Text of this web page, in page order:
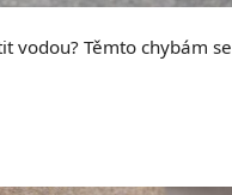
vodou? Těmto chybám se